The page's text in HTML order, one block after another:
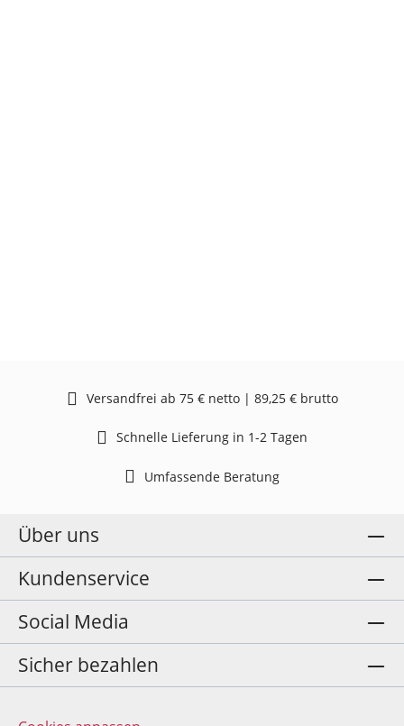
Versandfrei ab 75 € netto | 89,25 € brutto
Schnelle Lieferung in 1-2 Tagen
Umfassende Beratung
Über uns
Kundenservice
Social Media
Sicher bezahlen